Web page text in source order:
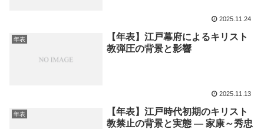
2025.11.24
年表
【年表】江戸幕府によるキリスト
教弾圧の背景と影響
2025.11.13
年表
【年表】江戸時代初期のキリスト
教禁止の背景と実態 ― 家康～秀忠